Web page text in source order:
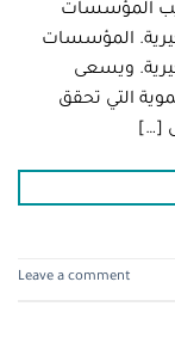
المؤسسات
المؤسسات
ويسعى
التي تحقق
[…]
Leave a comment